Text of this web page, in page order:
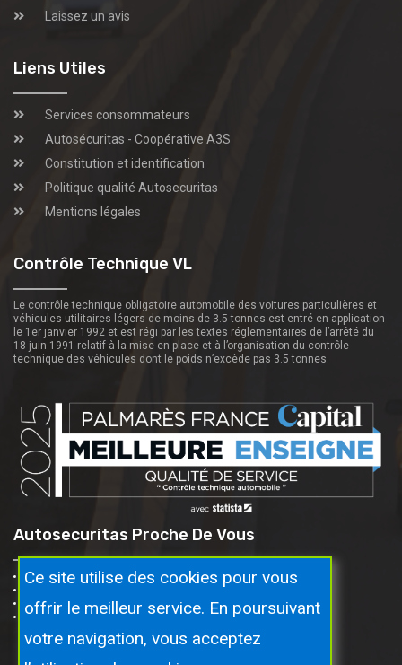
Laissez un avis
Liens Utiles
Services consommateurs
Autosécuritas - Coopérative A3S
Constitution et identification
Politique qualité Autosecuritas
Mentions légales
Contrôle Technique VL
Le contrôle technique obligatoire automobile des voitures particulières et
véhicules utilitaires légers de moins de 3.5 tonnes est entré en application
le 1er janvier 1992 et est régi par les textes réglementaires de l’arrêté du
18 juin 1991 relatif à la mise en place et à l’organisation du contrôle
technique des véhicules dont le poids n’excède pas 3.5 tonnes.
Autosecuritas Proche De Vous
Taninges
Marignier
Ce site utilise des cookies pour vous
offrir le meilleur service. En poursuivant
votre navigation, vous acceptez